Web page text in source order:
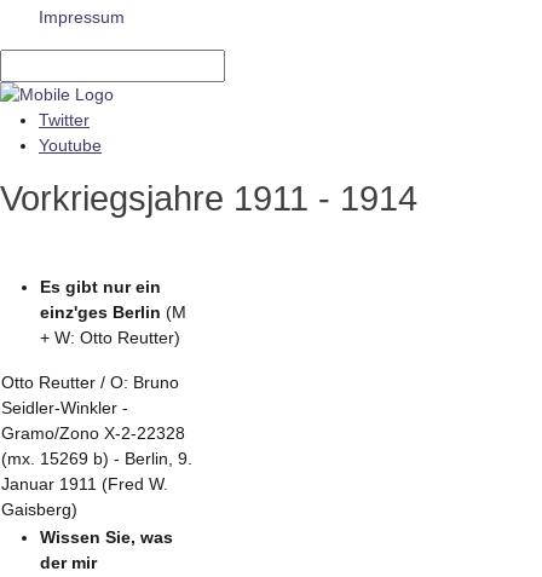
Impressum
Twitter
Youtube
Vorkriegsjahre 1911 - 1914
Es gibt nur ein
einz'ges Berlin (M
+ W: Otto Reutter)
Otto Reutter / O: Bruno
Seidler-Winkler -
Gramo/Zono X-2-22328
(mx. 15269 b) - Berlin, 9.
Januar 1911 (Fred W.
Gaisberg)
Wissen Sie, was
der mir